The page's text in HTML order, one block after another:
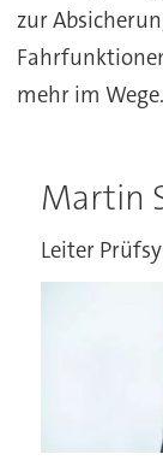
zur
mehr im Wege.
Martin
Leiter